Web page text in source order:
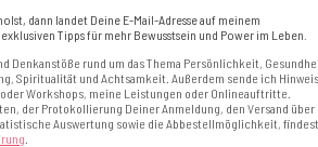
dann landet Deine E-Mail-Adresse auf meinem
Tipps für mehr Bewusstsein und Power im Leben.
Denkanstöße rund um das Thema Persönlichkeit,
Spiritualität und Achtsamkeit. Außerdem sende ich
Workshops, meine Leistungen oder Onlineauftritte.
der Protokollierung Deiner Anmeldung, den Versand über
Auswertung sowie die Abbestellmöglichkeit, findest